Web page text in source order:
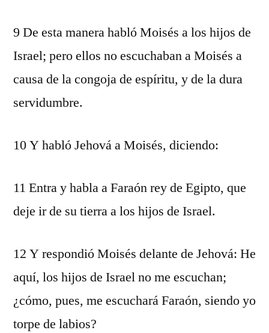
9 De esta manera habló Moisés a los hijos de
Israel; pero ellos no escuchaban a Moisés a
causa de la congoja de espíritu, y de la dura
servidumbre.
10 Y habló Jehová a Moisés, diciendo:
11 Entra y habla a Faraón rey de Egipto, que
deje ir de su tierra a los hijos de Israel.
12 Y respondió Moisés delante de Jehová: He
aquí, los hijos de Israel no me escuchan;
¿cómo, pues, me escuchará Faraón, siendo yo
torpe de labios?